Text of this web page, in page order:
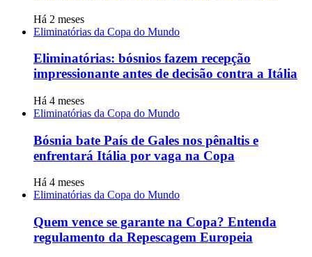
Há 2 meses
Eliminatórias da Copa do Mundo
Eliminatórias: bósnios fazem recepção
impressionante antes de decisão contra a Itália
Há 4 meses
Eliminatórias da Copa do Mundo
Bósnia bate País de Gales nos pênaltis e
enfrentará Itália por vaga na Copa
Há 4 meses
Eliminatórias da Copa do Mundo
Quem vence se garante na Copa? Entenda
regulamento da Repescagem Europeia